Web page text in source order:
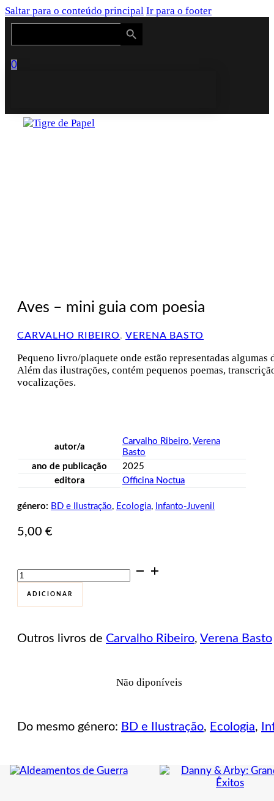
Saltar para o conteúdo principal Ir para o footer
Search
Search Button
0
Aves – mini guia com poesia
CARVALHO RIBEIRO, VERENA BASTO
Pequeno livro/plaquete onde estão representadas
Além das ilustrações, contém pequenos poemas,
vocalizações.
autor/a
Carvalho Ribeiro, Verena
Basto
ano de publicação
2025
editora
Officina Noctua
género: BD e Ilustração, Ecologia, Infanto-Juvenil
5,00 €
Quantidade
de
Aves
–
com
ADICIONAR
Outros livros de Carvalho Ribeiro, Verena Basto
Não diponíveis
Do mesmo género: BD e Ilustração, Ecologia,